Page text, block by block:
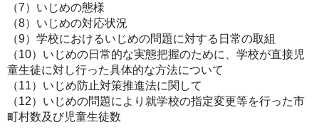
（7）いじめの態様
（8）いじめの対応状況
（9）学校におけるいじめの問題に対する日常の取組
（10）いじめの日常的な実態把握のために、学校が直接児
童生徒に対し行った具体的な方法について
（11）いじめ防止対策推進法に関して
（12）いじめの問題により就学校の指定変更等を行った市
町村数及び児童生徒数